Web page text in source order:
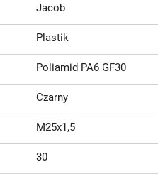
Jacob
Plastik
Poliamid PA6 GF30
Czarny
M25x1,5
30